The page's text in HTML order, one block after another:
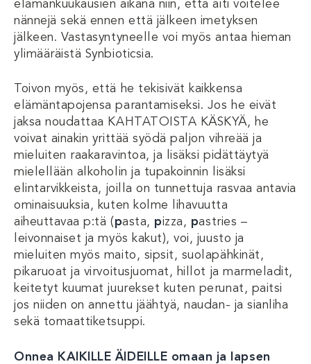
elämänkuukausien aikana niin, että äiti voitelee
nännejä sekä ennen että jälkeen imetyksen
jälkeen. Vastasyntyneelle voi myös antaa hieman
ylimääräistä Synbioticsia.
Toivon myös, että he tekisivät kaikkensa
elämäntapojensa parantamiseksi. Jos he eivät
jaksa noudattaa KAHTATOISTA KÄSKYÄ, he
voivat ainakin yrittää syödä paljon vihreää ja
mieluiten raakaravintoa, ja lisäksi pidättäytyä
mielellään alkoholin ja tupakoinnin lisäksi
elintarvikkeista, joilla on tunnettuja rasvaa antavia
ominaisuuksia, kuten kolme lihavuutta
aiheuttavaa p:tä (pasta, pizza, pastries –
leivonnaiset ja myös kakut), voi, juusto ja
mieluiten myös maito, sipsit, suolapähkinät,
pikaruoat ja virvoitusjuomat, hillot ja marmeladit,
keitetyt kuumat juurekset kuten perunat, paitsi
jos niiden on annettu jäähtyä, naudan- ja sianliha
sekä tomaattiketsuppi.
Onnea KAIKILLE ÄIDEILLE omaan ja lapsen